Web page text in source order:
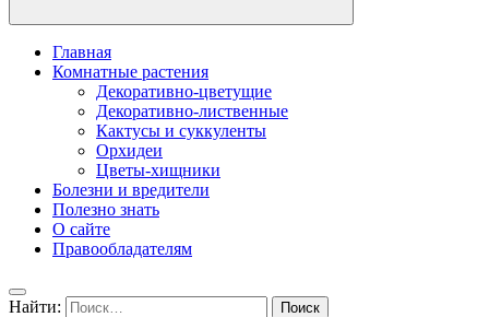
Главная
Комнатные растения
Декоративно-цветущие
Декоративно-лиственные
Кактусы и суккуленты
Орхидеи
Цветы-хищники
Болезни и вредители
Полезно знать
О сайте
Правообладателям
Найти: